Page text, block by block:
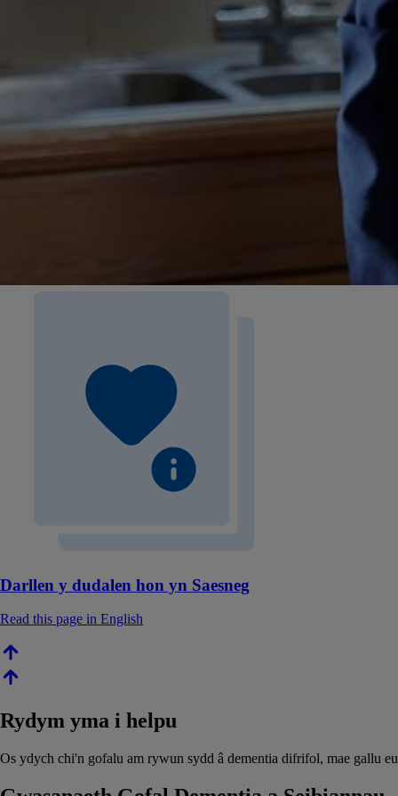
Darllen y dudalen hon yn Saesneg
Read this page in English
Rydym yma i helpu
Os ydych chi'n gofalu am rywun sydd â dementia difrifol, mae gallu